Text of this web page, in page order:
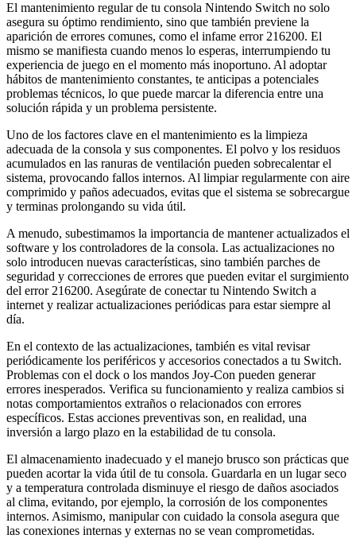
El mantenimiento regular de tu consola Nintendo Switch no solo
asegura su óptimo rendimiento, sino que también previene la
aparición de errores comunes, como el infame error 216200. El
mismo se manifiesta cuando menos lo esperas, interrumpiendo tu
experiencia de juego en el momento más inoportuno. Al adoptar
hábitos de mantenimiento constantes, te anticipas a potenciales
problemas técnicos, lo que puede marcar la diferencia entre una
solución rápida y un problema persistente.
Uno de los factores clave en el mantenimiento es la limpieza
adecuada de la consola y sus componentes. El polvo y los residuos
acumulados en las ranuras de ventilación pueden sobrecalentar el
sistema, provocando fallos internos. Al limpiar regularmente con aire
comprimido y paños adecuados, evitas que el sistema se sobrecargue
y terminas prolongando su vida útil.
A menudo, subestimamos la importancia de mantener actualizados el
software y los controladores de la consola. Las actualizaciones no
solo introducen nuevas características, sino también parches de
seguridad y correcciones de errores que pueden evitar el surgimiento
del error 216200. Asegúrate de conectar tu Nintendo Switch a
internet y realizar actualizaciones periódicas para estar siempre al
día.
En el contexto de las actualizaciones, también es vital revisar
periódicamente los periféricos y accesorios conectados a tu Switch.
Problemas con el dock o los mandos Joy-Con pueden generar
errores inesperados. Verifica su funcionamiento y realiza cambios si
notas comportamientos extraños o relacionados con errores
específicos. Estas acciones preventivas son, en realidad, una
inversión a largo plazo en la estabilidad de tu consola.
El almacenamiento inadecuado y el manejo brusco son prácticas que
pueden acortar la vida útil de tu consola. Guardarla en un lugar seco
y a temperatura controlada disminuye el riesgo de daños asociados
al clima, evitando, por ejemplo, la corrosión de los componentes
internos. Asimismo, manipular con cuidado la consola asegura que
las conexiones internas y externas no se vean comprometidas.